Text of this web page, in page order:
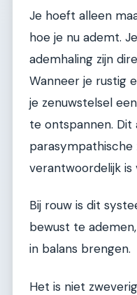
Je hoeft alleen
hoe je nu ademt.
ademhaling zijn
Wanneer je rustig
je zenuwstelsel
te ontspannen.
parasympathische
verantwoordelijk
Bij rouw is dit
bewust te
in balans brengen.
Het is niet